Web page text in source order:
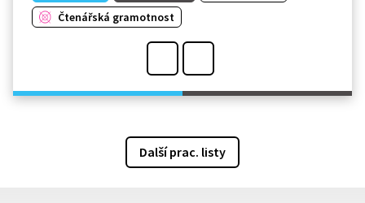
Čtenářská gramotnost
Další prac. listy